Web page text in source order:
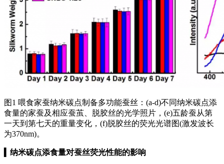
图1 喂食家蚕纳米碳点制备多功能蚕丝：(a-d)不同纳米碳点添
食量的家蚕及相应蚕茧、脱胶丝的光学照片，(e)五龄蚕从第
一天到第七天的重量变化，(f)脱胶丝的荧光光谱图(激发波长
为370nm)。
纳米碳点添食量对蚕丝荧光性能的影响